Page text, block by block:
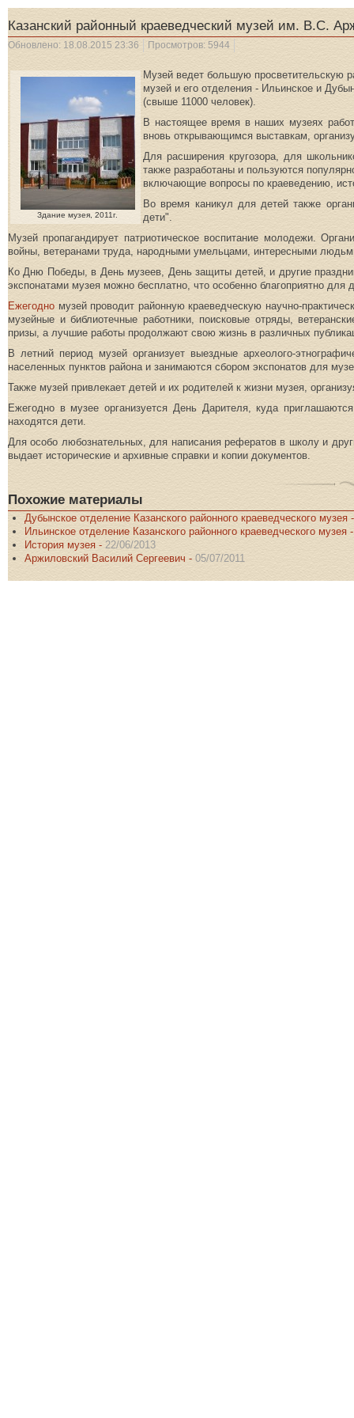
Казанский районный краеведческий музей им. В.С.
Обновлено: 18.08.2015 23:36 Просмотров: 5944
Здание музея, 2011г.
Музей ведет большую просветительскую
музей и его отделения - Ильинское и
(свыше 11000 человек).
В настоящее время в наших музеях
вновь открывающимся выставкам,
Для расширения кругозора, для
также разработаны и пользуются
включающие вопросы по краеведению,
Во время каникул для детей также
дети".
Музей пропагандирует патриотическое воспитание молодежи.
войны, ветеранами труда, народными умельцами, интересными
Ко Дню Победы, в День музеев, День защиты детей, и другие
экспонатами музея можно бесплатно, что особенно благоприятно для
Ежегодно музей проводит районную краеведческую научно-
музейные и библиотечные работники, поисковые отряды,
призы, а лучшие работы продолжают свою жизнь в различных
В летний период музей организует выездные археолого-
населенных пунктов района и занимаются сбором экспонатов для
Также музей привлекает детей и их родителей к жизни музея,
Ежегодно в музее организуется День Дарителя, куда
находятся дети.
Для особо любознательных, для написания рефератов в школу и
выдает исторические и архивные справки и копии документов.
Похожие материалы
Дубынское отделение Казанского районного краеведческого музея
Ильинское отделение Казанского районного краеведческого музея
История музея - 22/06/2013
Аржиловский Василий Сергеевич - 05/07/2011